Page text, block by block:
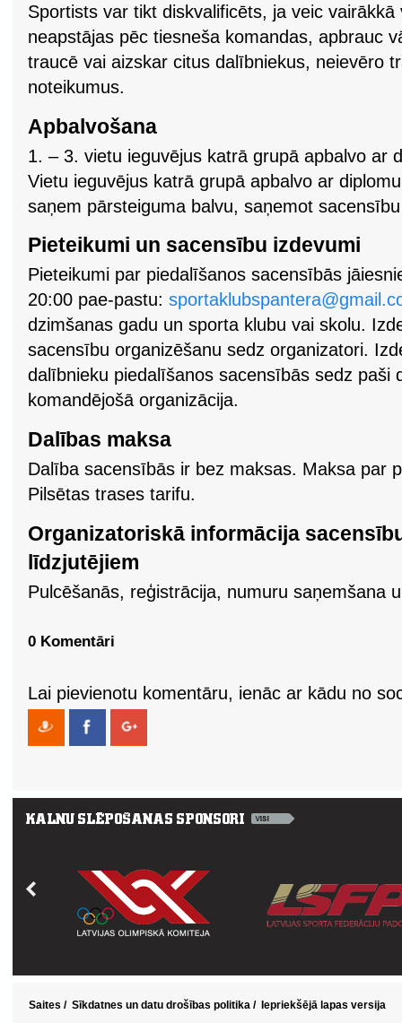
Sportists var tikt diskvalificēts, ja veic
neapstājas pēc tiesneša komandas, apbrauc
traucē vai aizskar citus dalībniekus, neievēro
noteikumus.
Apbalvošana
1. – 3. vietu ieguvējus katrā grupā apbalvo ar
Vietu ieguvējus katrā grupā apbalvo ar
saņem pārsteiguma balvu, saņemot
Pieteikumi un sacensību izdevumi
Pieteikumi par piedalīšanos sacensībās
20:00 pae-pastu:
dzimšanas gadu un sporta klubu vai skolu.
sacensību organizēšanu sedz organizatori.
dalībnieku piedalīšanos sacensībās sedz paši
komandējošā organizācija.
Dalības maksa
Dalība sacensībās ir bez maksas. Maksa par
Pilsētas trases tarifu.
Organizatoriskā informācija
līdzjutējiem
Pulcēšanās, reģistrācija, numuru saņemšana
0 Komentāri
Lai pievienotu komentāru, ienāc ar kādu no
Saites / Sīkdatnes un datu drošības politika / Iepriekšējā lapas versija